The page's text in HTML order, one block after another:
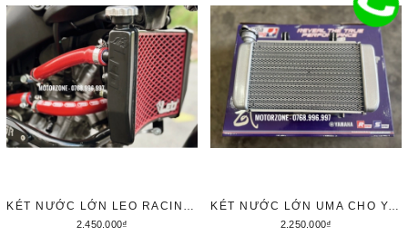
KÉT NƯỚC LỚN LEO RACING 2 QUẠT
2.450.000₫
KÉT NƯỚC LỚN UMA CHO YAMAHA
2.250.000₫